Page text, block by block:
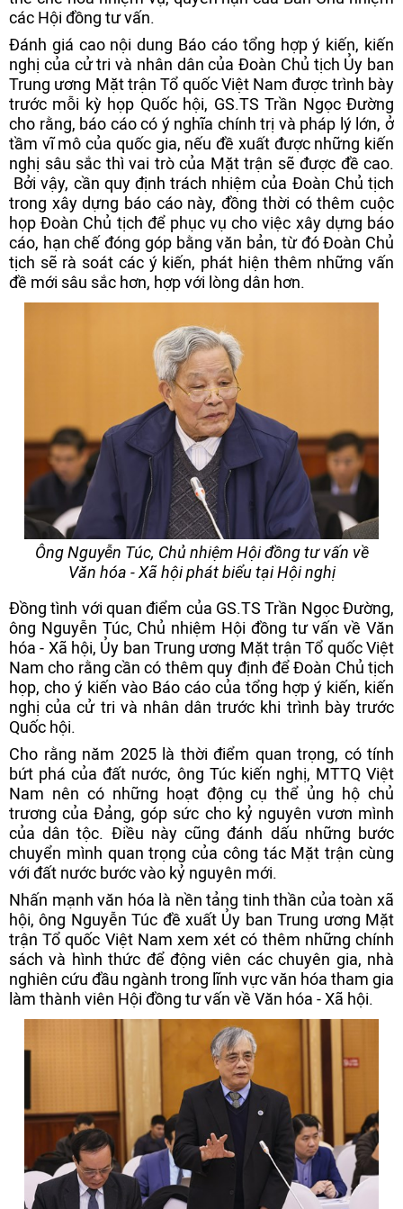
các Hội đồng tư vấn.
Đánh giá cao nội dung Báo cáo tổng hợp ý kiến, kiến
nghị của cử tri và nhân dân của Đoàn Chủ tịch Ủy ban
Trung ương Mặt trận Tổ quốc Việt Nam được trình bày
trước mỗi kỳ họp Quốc hội, GS.TS Trần Ngọc Đường
cho rằng, báo cáo có ý nghĩa chính trị và pháp lý lớn, ở
tầm vĩ mô của quốc gia, nếu đề xuất được những kiến
nghị sâu sắc thì vai trò của Mặt trận sẽ được đề cao.
Bởi vậy, cần quy định trách nhiệm của Đoàn Chủ tịch
trong xây dựng báo cáo này, đồng thời có thêm cuộc
họp Đoàn Chủ tịch để phục vụ cho việc xây dựng báo
cáo, hạn chế đóng góp bằng văn bản, từ đó Đoàn Chủ
tịch sẽ rà soát các ý kiến, phát hiện thêm những vấn
đề mới sâu sắc hơn, hợp với lòng dân hơn.
Ông Nguyễn Túc, Chủ nhiệm Hội đồng tư vấn về
Văn hóa - Xã hội phát biểu tại Hội nghị
Đồng tình với quan điểm của GS.TS Trần Ngọc Đường,
ông Nguyễn Túc, Chủ nhiệm Hội đồng tư vấn về Văn
hóa - Xã hội, Ủy ban Trung ương Mặt trận Tổ quốc Việt
Nam cho rằng cần có thêm quy định để Đoàn Chủ tịch
họp, cho ý kiến vào Báo cáo của tổng hợp ý kiến, kiến
nghị của cử tri và nhân dân trước khi trình bày trước
Quốc hội.
Cho rằng năm 2025 là thời điểm quan trọng, có tính
bứt phá của đất nước, ông Túc kiến nghị, MTTQ Việt
Nam nên có những hoạt động cụ thể ủng hộ chủ
trương của Đảng, góp sức cho kỷ nguyên vươn mình
của dân tộc. Điều này cũng đánh dấu những bước
chuyển mình quan trọng của công tác Mặt trận cùng
với đất nước bước vào kỷ nguyên mới.
Nhấn mạnh văn hóa là nền tảng tinh thần của toàn xã
hội, ông Nguyễn Túc đề xuất Ủy ban Trung ương Mặt
trận Tổ quốc Việt Nam xem xét có thêm những chính
sách và hình thức để động viên các chuyên gia, nhà
nghiên cứu đầu ngành trong lĩnh vực văn hóa tham gia
làm thành viên Hội đồng tư vấn về Văn hóa - Xã hội.